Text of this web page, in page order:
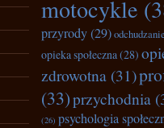
motocykle
przyrody(29)odchudzanie
opieka społeczna(28)
zdrowotna (31)
(33)przychodnia
(26) psychologia